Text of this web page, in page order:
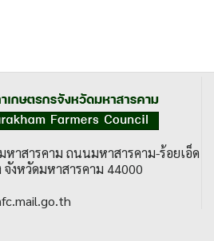
หาสารคาม ถนนมหาสารคาม-ร้อยเอ็ด
จังหวัดมหาสารคาม 44000